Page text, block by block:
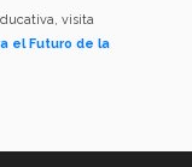
visita
el Futuro de la